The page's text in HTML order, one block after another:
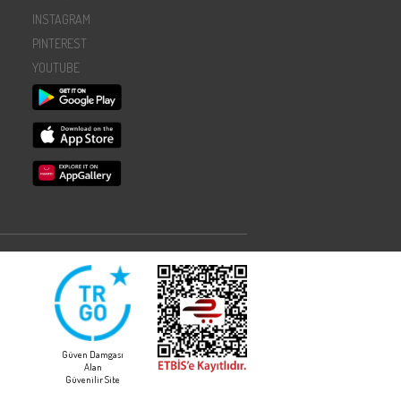
INSTAGRAM
PINTEREST
YOUTUBE
Güven Damgası
Alan
Güvenilir Site